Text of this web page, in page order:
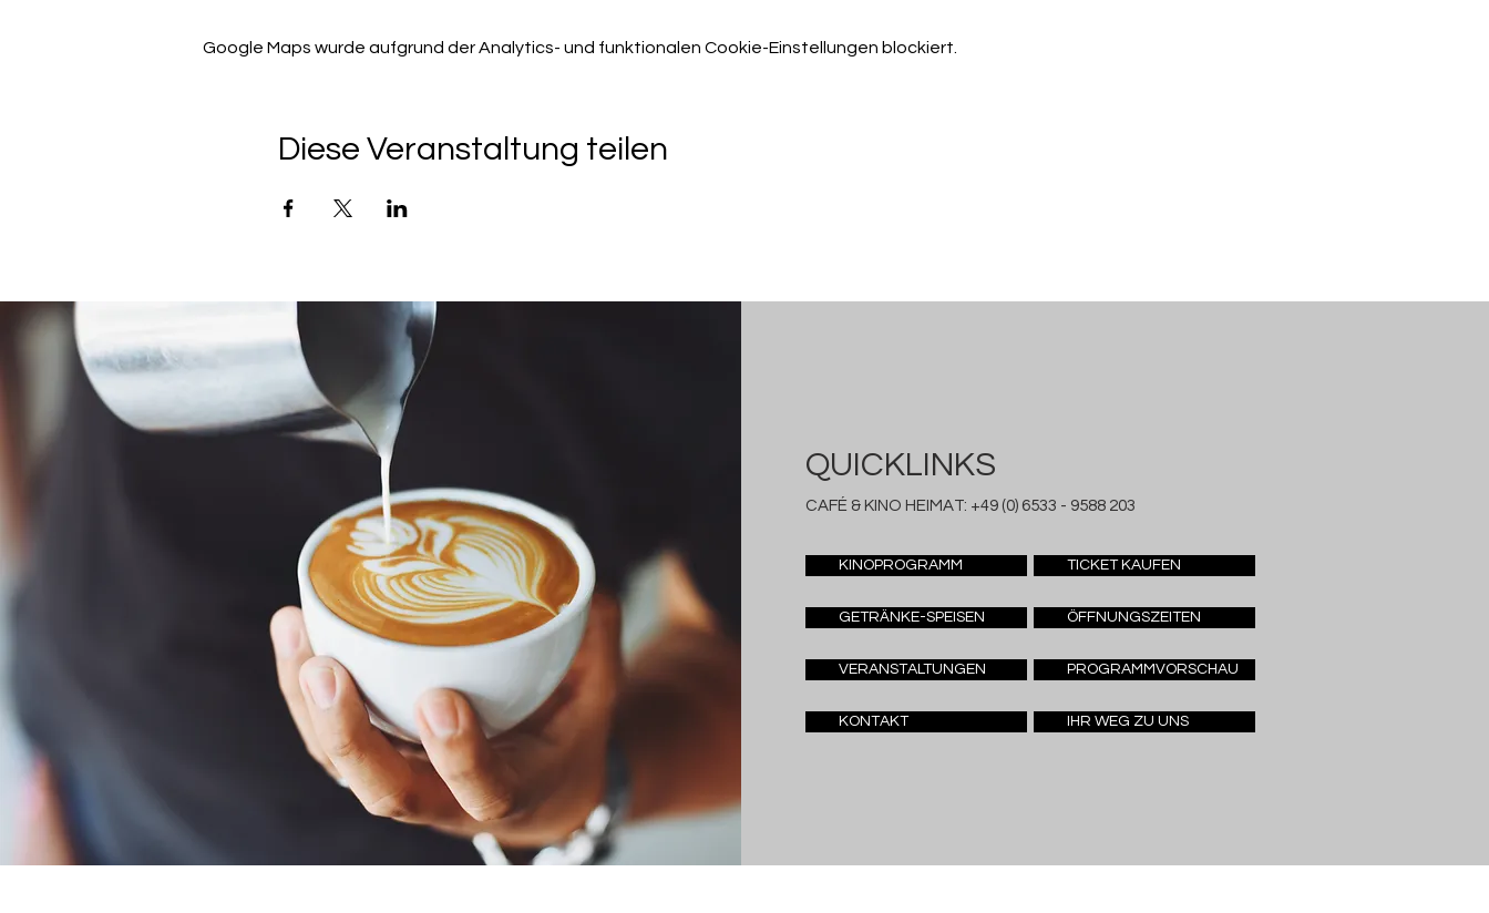
Google Maps wurde aufgrund der Analytics- und funktionalen Cookie-Einstellungen blockiert.
Diese Veranstaltung teilen
QUICKLINKS
CAFÉ & KINO HEIMAT: +49 (0) 6533 - 9588 203
KINOPROGRAMM TICKET KAUFEN
GETRÄNKE-SPEISEN ÖFFNUNGSZEITEN
VERANSTALTUNGEN PROGRAMMVORSCHAU
KONTAKT IHR WEG ZU UNS